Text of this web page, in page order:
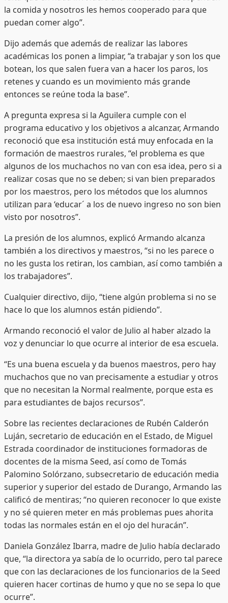
la comida y nosotros les hemos cooperado para que
puedan comer algo”.
Dijo además que además de realizar las labores
académicas los ponen a limpiar, “a trabajar y son los que
botean, los que salen fuera van a hacer los paros, los
retenes y cuando es un movimiento más grande
entonces se reúne toda la base”.
A pregunta expresa si la Aguilera cumple con el
programa educativo y los objetivos a alcanzar, Armando
reconoció que esa institución está muy enfocada en la
formación de maestros rurales, “el problema es que
algunos de los muchachos no van con esa idea, pero si a
realizar cosas que no se deben; si van bien preparados
por los maestros, pero los métodos que los alumnos
utilizan para ‘educar´ a los de nuevo ingreso no son bien
visto por nosotros”.
La presión de los alumnos, explicó Armando alcanza
también a los directivos y maestros, “si no les parece o
no les gusta los retiran, los cambian, así como también a
los trabajadores”.
Cualquier directivo, dijo, “tiene algún problema si no se
hace lo que los alumnos están pidiendo”.
Armando reconoció el valor de Julio al haber alzado la
voz y denunciar lo que ocurre al interior de esa escuela.
“Es una buena escuela y da buenos maestros, pero hay
muchachos que no van precisamente a estudiar y otros
que no necesitan la Normal realmente, porque esta es
para estudiantes de bajos recursos”.
Sobre las recientes declaraciones de Rubén Calderón
Luján, secretario de educación en el Estado, de Miguel
Estrada coordinador de instituciones formadoras de
docentes de la misma Seed, así como de Tomás
Palomino Solórzano, subsecretario de educación media
superior y superior del estado de Durango, Armando las
calificó de mentiras; “no quieren reconocer lo que existe
y no sé quieren meter en más problemas pues ahorita
todas las normales están en el ojo del huracán”.
Daniela González Ibarra, madre de Julio había declarado
que, “la directora ya sabía de lo ocurrido, pero tal parece
que con las declaraciones de los funcionarios de la Seed
quieren hacer cortinas de humo y que no se sepa lo que
ocurre”.